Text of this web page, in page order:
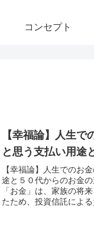
コンセプト
【幸福論】人生
と思う支払い用途
【幸福論】人生でのお
途と５０代からのお金
「お金」は、家族の将
たため、投資信託によ